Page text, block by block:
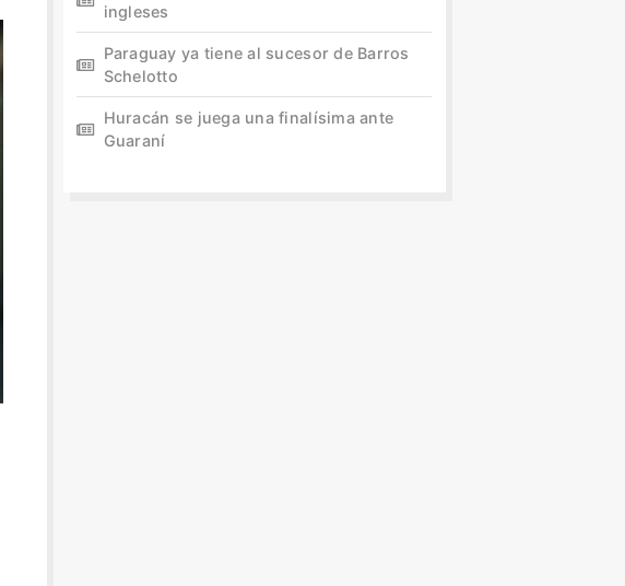
ingleses
Paraguay ya tiene al sucesor de Barros
Schelotto
Huracán se juega una finalísima ante
Guaraní